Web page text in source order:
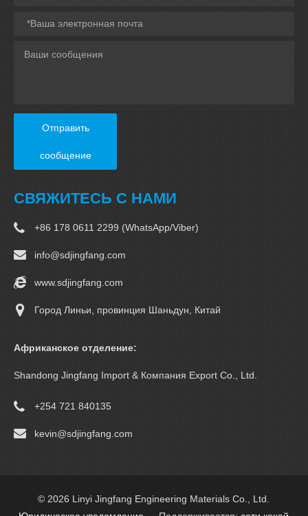
Отправить
сообщение
СВЯЖИТЕСЬ С НАМИ
+86 178 0611 2299 (WhatsApp/Viber)
info@sdjingfang.com
www.sdjingfang.com
Город Линьи, провинция Шаньдун, Китай
Африканское отделение:
Shandong Jingfang Import & Компания Export Co., Ltd.
+254 721 840135
kevin@sdjingfang.com
© 2026 Linyi Jingfang Engineering Materials Co., Ltd.